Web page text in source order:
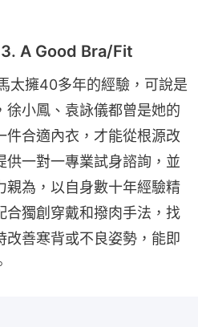
A Good Bra/Fit
太擁40多年的經驗，可說是
徐小鳳、袁詠儀都曾是她的
件合適內衣，才能從根源改
供一對一專業試身諮詢，並
親為，以自身數十年經驗精
合獨創穿戴和撥肉手法，找
改善寒背或不良姿勢，能即